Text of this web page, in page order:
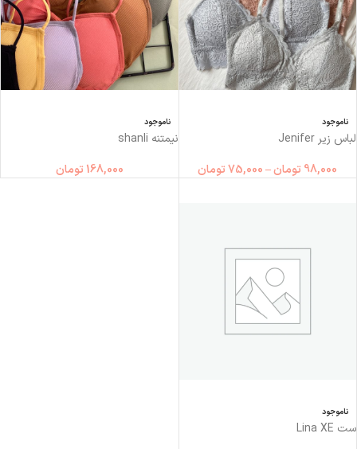
ناموجود
لباس زیر Jenifer
98,000 تومان–
75,000 تومان
ناموجود
نیمتنه shanli
168,000 تومان
ناموجود
ست Lina XE